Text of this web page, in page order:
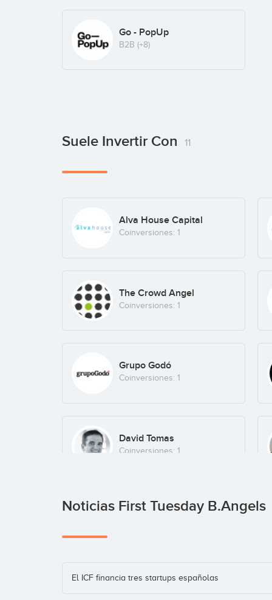
Go - PopUp
B2B (+8)
Suele Invertir Con 11
Alva House Capital
Coinversiones: 1
The Crowd Angel
Coinversiones: 1
Grupo Godó
Coinversiones: 1
David Tomas
Coinversiones: 1
Axel Serena
Chris Bouwer
Coinversiones: 1
Noticias First Tuesday B.Angels
El ICF financia tres startups españolas